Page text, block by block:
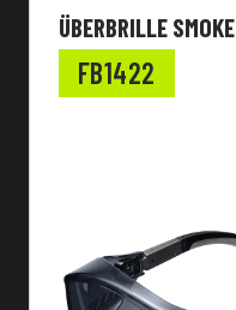
ÜBERBRILLE SMOKE
FB1422